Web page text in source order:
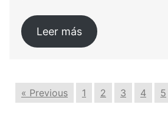
Leer más
« Previous 1 2 3 4 5